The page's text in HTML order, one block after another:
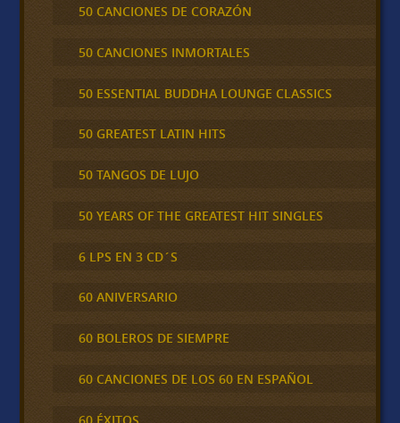
50 CANCIONES DE CORAZÓN
50 CANCIONES INMORTALES
50 ESSENTIAL BUDDHA LOUNGE CLASSICS
50 GREATEST LATIN HITS
50 TANGOS DE LUJO
50 YEARS OF THE GREATEST HIT SINGLES
6 LPS EN 3 CD´S
60 ANIVERSARIO
60 BOLEROS DE SIEMPRE
60 CANCIONES DE LOS 60 EN ESPAÑOL